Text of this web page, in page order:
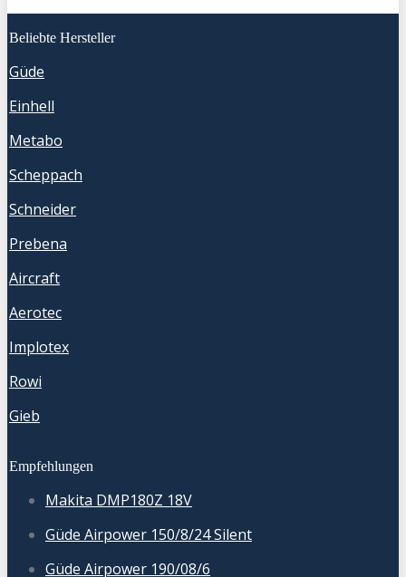
Beliebte Hersteller
Güde
Einhell
Metabo
Scheppach
Schneider
Prebena
Aircraft
Aerotec
Implotex
Rowi
Gieb
Empfehlungen
Makita DMP180Z 18V
Güde Airpower 150/8/24 Silent
Güde Airpower 190/08/6